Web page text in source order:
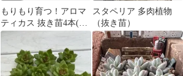
もりもり育つ！アロマ
ティカス 抜き苗4本(根
付き) おまけカット苗3
スタペリア 多肉植物
（抜き苗）